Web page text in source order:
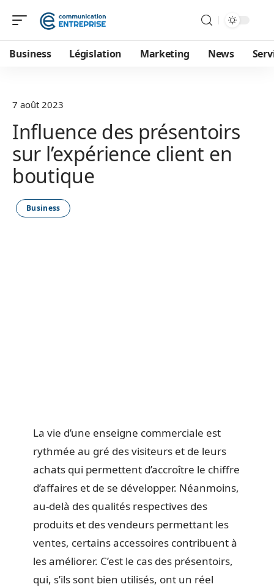
Business Législation Marketing News
7 août 2023
Influence des présentoirs
sur l’expérience client en
boutique
Business
La vie d’une enseigne commerciale est
rythmée au gré des visiteurs et de leurs
achats qui permettent d’accroître le chiffre
d’affaires et de se développer. Néanmoins,
au-delà des qualités respectives des
produits et des vendeurs permettant les
ventes, certains accessoires contribuent à
les améliorer. C’est le cas des présentoirs,
qui, s’ils sont bien utilisés, ont un réel